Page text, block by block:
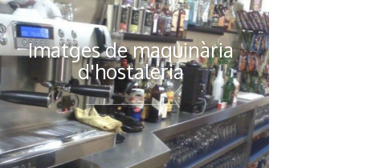
Imatges de maquinària
d'hostaleria